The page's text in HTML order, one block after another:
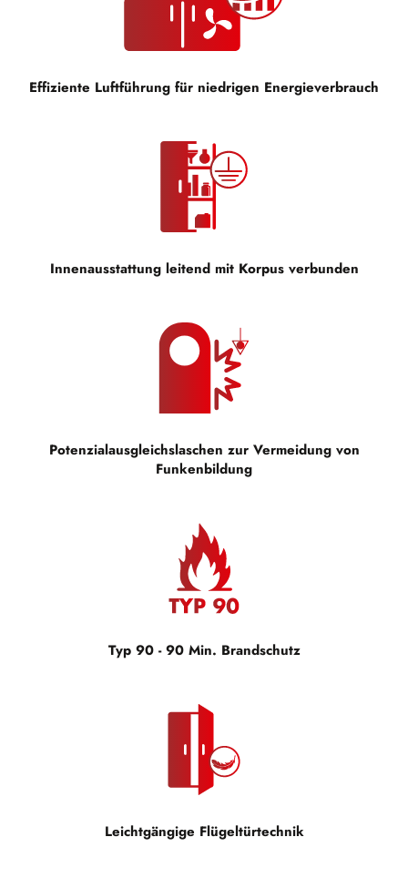
Effiziente Luftführung für niedrigen Energieverbrauch
Innenausstattung leitend mit Korpus verbunden
Potenzialausgleichslaschen zur Vermeidung von
Funkenbildung
Typ 90 - 90 Min. Brandschutz
Leichtgängige Flügeltürtechnik